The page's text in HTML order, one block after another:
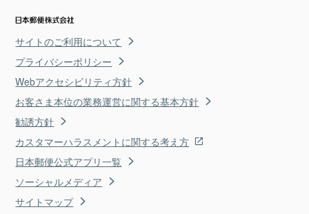
サイトのご利用について
プライバシーポリシー
Webアクセシビリティ方針
お客さま本位の業務運営に関する基本方針
勧誘方針
カスタマーハラスメントに関する考え方
日本郵便公式アプリ一覧
ソーシャルメディア
サイトマップ